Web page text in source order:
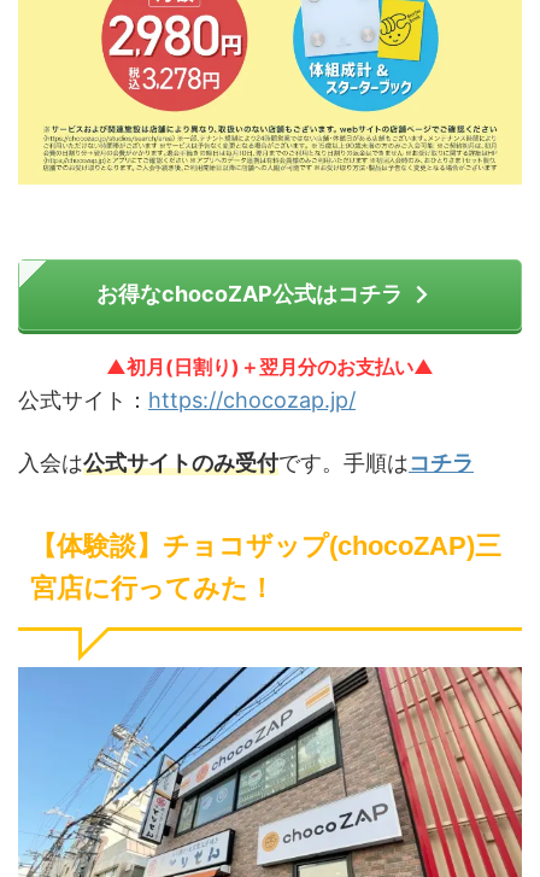
お得なchocoZAP公式はコチラ
▲初月(日割り)＋翌月分のお支払い▲
公式サイト： https://chocozap.jp/
入会は公式サイトのみ受付です。手順はコチラ
【体験談】チョコザップ(chocoZAP)三
宮店に行ってみた！